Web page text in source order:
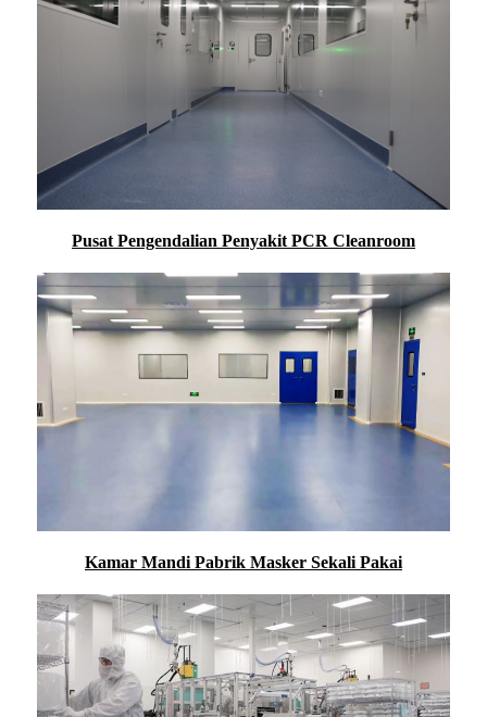
Pusat Pengendalian Penyakit PCR Cleanroom
Kamar Mandi Pabrik Masker Sekali Pakai